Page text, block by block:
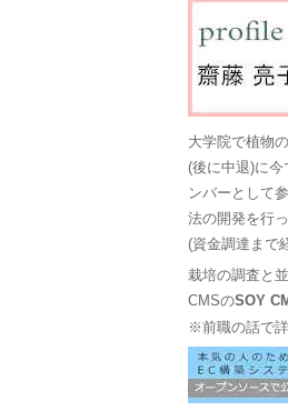
大学院で植物
(後に中退)に
ンバーとして
法の開発を行
(資金調達まで
栽培の調査と
CMSのSOY
※前職の話で